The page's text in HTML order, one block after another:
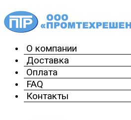
О компании
Доставка
Оплата
FAQ
Контакты